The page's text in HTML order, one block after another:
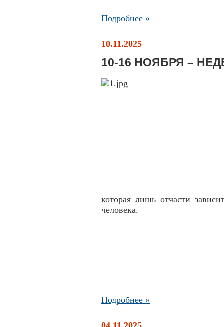
Подробнее »
10.11.2025
10-16 НОЯБРЯ –
которая лишь отчасти
человека.
Подробнее »